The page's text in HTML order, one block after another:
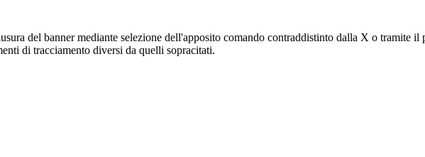
del banner mediante selezione dell'apposito comando contraddistinto dalla X o tramite
di tracciamento diversi da quelli sopracitati.